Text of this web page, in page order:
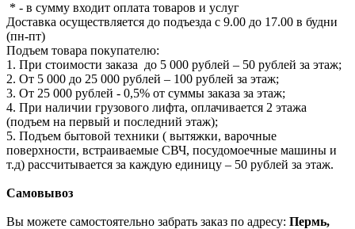
* - в сумму входит оплата товаров и услуг
Доставка осуществляется до подъезда с 9.00 до 17.00 в будни
(пн-пт)
Подъем товара покупателю:
1. При стоимости заказа до 5 000 рублей – 50 рублей за этаж;
2. От 5 000 до 25 000 рублей – 100 рублей за этаж;
3. От 25 000 рублей - 0,5% от суммы заказа за этаж;
4. При наличии грузового лифта, оплачивается 2 этажа
(подъем на первый и последний этаж);
5. Подъем бытовой техники ( вытяжки, варочные
поверхности, встраиваемые СВЧ, посудомоечные машины и
т.д) рассчитывается за каждую единицу – 50 рублей за этаж.
Самовывоз
Вы можете самостоятельно забрать заказ по адресу: Пермь,